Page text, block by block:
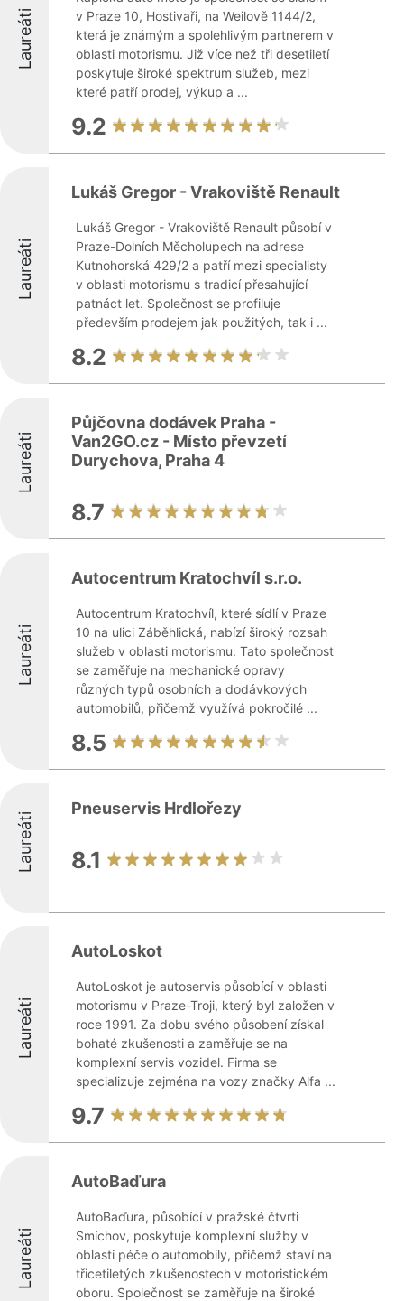
Laureáti
v Praze 10, Hostivaři, na Weilově 1144/2,
která je známým a spolehlivým partnerem v
oblasti motorismu. Již více než tři desetiletí
poskytuje široké spektrum služeb, mezi
které patří prodej, výkup a ...
9.2
Laureáti
Lukáš Gregor - Vrakoviště Renault
Lukáš Gregor - Vrakoviště Renault působí v
Praze-Dolních Měcholupech na adrese
Kutnohorská 429/2 a patří mezi specialisty
v oblasti motorismu s tradicí přesahující
patnáct let. Společnost se profiluje
především prodejem jak použitých, tak i ...
8.2
Laureáti
Půjčovna dodávek Praha -
Van2GO.cz - Místo převzetí
Durychova, Praha 4
8.7
Laureáti
Autocentrum Kratochvíl s.r.o.
Autocentrum Kratochvíl, které sídlí v Praze
10 na ulici Záběhlická, nabízí široký rozsah
služeb v oblasti motorismu. Tato společnost
se zaměřuje na mechanické opravy
různých typů osobních a dodávkových
automobilů, přičemž využívá pokročilé ...
8.5
Laureáti
Pneuservis Hrdlořezy
8.1
Laureáti
AutoLoskot
AutoLoskot je autoservis působící v oblasti
motorismu v Praze-Troji, který byl založen v
roce 1991. Za dobu svého působení získal
bohaté zkušenosti a zaměřuje se na
komplexní servis vozidel. Firma se
specializuje zejména na vozy značky Alfa ...
9.7
Laureáti
AutoBaďura
AutoBaďura, působící v pražské čtvrti
Smíchov, poskytuje komplexní služby v
oblasti péče o automobily, přičemž staví na
třicetiletých zkušenostech v motoristickém
oboru. Společnost se zaměřuje na široké